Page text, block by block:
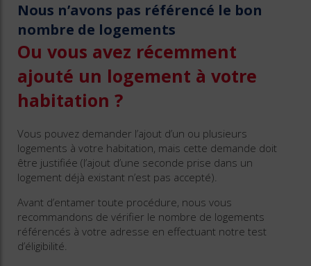
Nous n’avons pas référencé le bon
nombre de logements
Ou vous avez récemment
ajouté un logement à votre
habitation ?
Vous pouvez demander l’ajout d’un ou plusieurs
logements à votre habitation, mais cette demande doit
être justifiée (l’ajout d’une seconde prise dans un
logement déjà existant n’est pas accepté).
Avant d’entamer toute procédure, nous vous
recommandons de vérifier le nombre de logements
référencés à votre adresse en effectuant notre test
d’éligibilité.